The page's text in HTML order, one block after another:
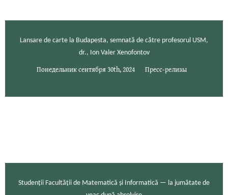
Lansare de carte la Budapesta, semnată de către profesorul USM,
dr., Ion Valer Xenofontov
Понедельник сентября 30th, 2024 Пресс-релизы
Studenții Facultății de Matematică și Informatică — la jumătate de